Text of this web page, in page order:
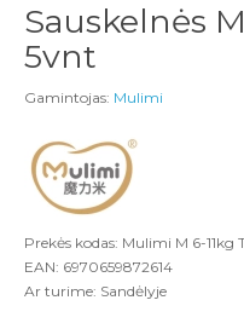
Sauskelnės
5vnt
Gamintojas: Mulimi
Prekės kodas: Mulimi M 6-11kg
EAN: 6970659872614
Ar turime: Sandėlyje